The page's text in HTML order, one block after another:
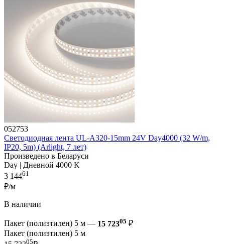
052753
Светодиодная лента UL-A320-15mm 24V Day4000 (32 W/m,
IP20, 5m) (Arlight, 7 лет)
Произведено в Беларуси
Day | Дневной 4000 K
3 14461
₽/м
В наличии
Пакет (полиэтилен) 5 м — 15 72305 ₽
Пакет (полиэтилен) 5 м
05